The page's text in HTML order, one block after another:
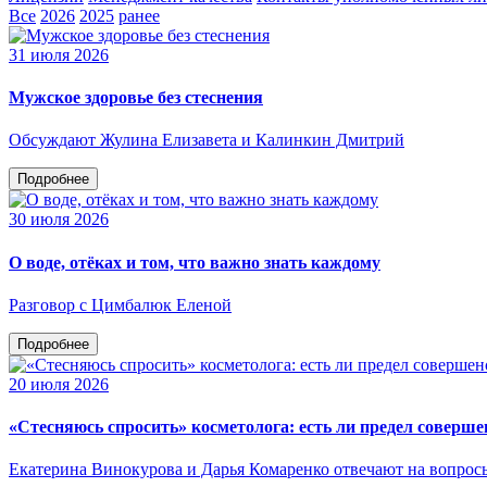
Все 2026 2025 ранее
31 июля 2026
Мужское здоровье без стеснения
Обсуждают Жулина Елизавета и Калинкин Дмитрий
Подробнее
30 июля 2026
О воде, отёках и том, что важно знать каждому
Разговор с Цимбалюк Еленой
Подробнее
20 июля 2026
«Стесняюсь спросить» косметолога: есть ли предел
Екатерина Винокурова и Дарья Комаренко отвечают на